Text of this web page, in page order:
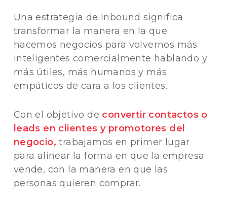
Una estrategia de Inbound significa
transformar la manera en la que
hacemos negocios para volvernos más
inteligentes comercialmente hablando y
más útiles, más humanos y más
empáticos de cara a los clientes.
Con el objetivo de convertir contactos o
leads en clientes y promotores del
negocio,trabajamos en primer lugar
para alinear la forma en que la empresa
vende, con la manera en que las
personas quieren comprar.